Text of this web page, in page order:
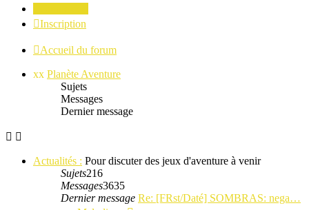
Inscription
Accueil du forum
xx Planète Aventure
Sujets
Messages
Dernier message
Actualités : Pour discuter des jeux d'aventure à venir
Sujets216
Messages3635
Dernier message Re: [FRst/Daté] SOMBRAS: nega…